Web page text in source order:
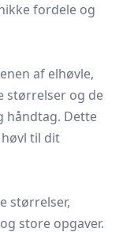
fordele og
af elhøvle,
størrelser og de
håndtag. Dette
til dit
størrelser,
store opgaver.